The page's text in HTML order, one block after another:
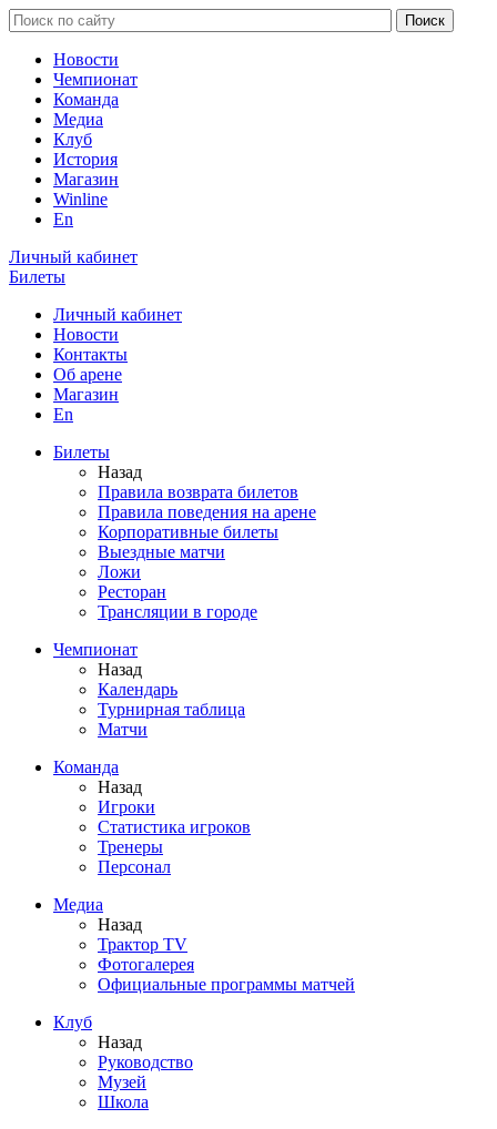
Новости
Чемпионат
Команда
Медиа
Клуб
История
Магазин
Winline
En
Личный кабинет
Билеты
Личный кабинет
Новости
Контакты
Об арене
Магазин
En
Билеты
Назад
Правила возврата билетов
Правила поведения на арене
Корпоративные билеты
Выездные матчи
Ложи
Ресторан
Трансляции в городе
Чемпионат
Назад
Календарь
Турнирная таблица
Матчи
Команда
Назад
Игроки
Статистика игроков
Тренеры
Персонал
Медиа
Назад
Трактор TV
Фотогалерея
Официальные программы матчей
Клуб
Назад
Руководство
Музей
Школа